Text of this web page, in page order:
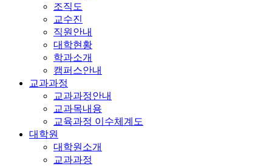
조직도
교수진
직원안내
대학현황
학과소개
캠퍼스안내
교과과정
교과과정안내
교과목내용
교육과정 이수체계도
대학원
대학원소개
교과과정